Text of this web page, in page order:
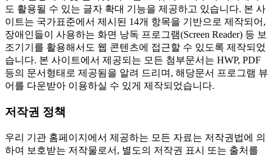
도 활용될 수 있는 글자 확대 기능을 제공하고 있습니다. 본 사
이트는 국가표준에서 제시된 14개 항목을 기반으로 제작되어,
장애인들이 사용하는 화면 낭독 프로그램(Screen Reader) 등 보
조기기를 활용해서도 웹 콘텐츠에 접근할 수 있도록 제작되었
습니다. 본 사이트에서 제공되는 모든 첨부문서는 HWP, PDF
등의 문서형태로 제공됨을 알려 드리며, 해당문서 프로그램 뷰
어를 다운받아 이용하실 수 있게 제작되었습니다.
저작권 정책
우리 기관 홈페이지에서 제공하는 모든 자료는 저작권법에 의
하여 보호받는 저작물로서, 별도의 저작권 표시 또는 출처를